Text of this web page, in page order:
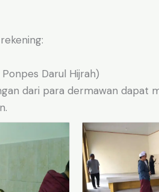
Darul Hijrah)
dari para dermawan dapat